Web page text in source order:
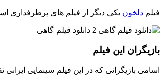
فیلم دلخون یکی دیگر از فیلم های پرطرفداری
بازیگران این فیلم
اسامی بازیگرانی که در این فیلم سینمایی ایرانی